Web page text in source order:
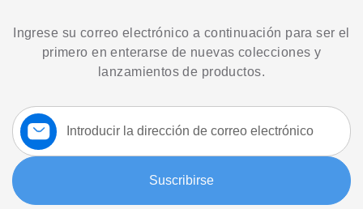
Ingrese su correo electrónico a continuación para ser el
primero en enterarse de nuevas colecciones y
lanzamientos de productos.
Suscríbase
a
nuestro
boletín:
Suscribirse